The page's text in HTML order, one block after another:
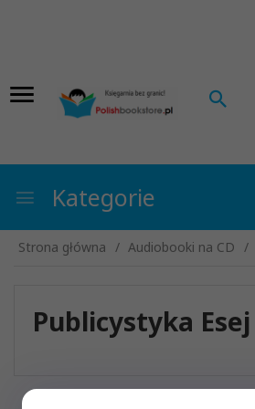
Kategorie
Strona główna Audiobooki na CD
Publicystyka Esej